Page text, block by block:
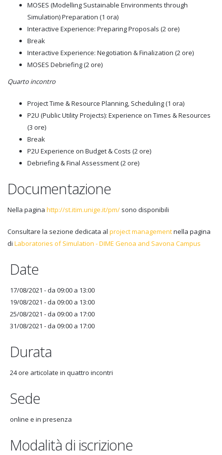
MOSES (Modelling Sustainable Environments through
Simulation) Preparation (1 ora)
Interactive Experience: Preparing Proposals (2 ore)
Break
Interactive Experience: Negotiation & Finalization (2 ore)
MOSES Debriefing (2 ore)
Quarto incontro
Project Time & Resource Planning, Scheduling (1 ora)
P2U (Public Utility Projects): Experience on Times & Resources
(3 ore)
Break
P2U Experience on Budget & Costs (2 ore)
Debriefing & Final Assessment (2 ore)
Documentazione
Nella pagina http://st.itim.unige.it/pm/ sono disponibili
Consultare la sezione dedicata al project managementnella pagina
di Laboratories of Simulation - DIME Genoa and Savona Campus
Date
17/08/2021 -da 09:00 a 13:00
19/08/2021 -da 09:00 a 13:00
25/08/2021 -da 09:00 a 17:00
31/08/2021 -da 09:00 a 17:00
Durata
24 ore articolate in quattro incontri
Sede
online e in presenza
Modalità di iscrizione